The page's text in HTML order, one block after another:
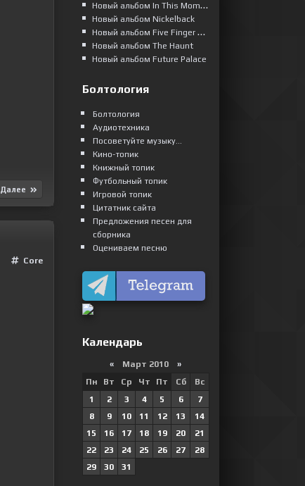
Далее
Сore
Новый альбом In This Moment
Новый альбом Nickelback
Новый альбом Five Finger Death Punch
Новый альбом The Haunt
Новый альбом Future Palace
Болтология
Болтология
Аудиотехника
Посоветуйте музыку...
Кино-топик
Книжный топик
Футбольный топик
Игровой топик
Цитатник сайта
Предложения песен для
сборника
Оцениваем песню
Календарь
« Март 2010 »
Пн
Вт Ср Чт Пт Сб
Вс
1
2 3 4 5 6
7
8
9 10 11 12 13
14
15
16 17 18 19 20
21
22
23 24 25 26 27
28
29
30 31